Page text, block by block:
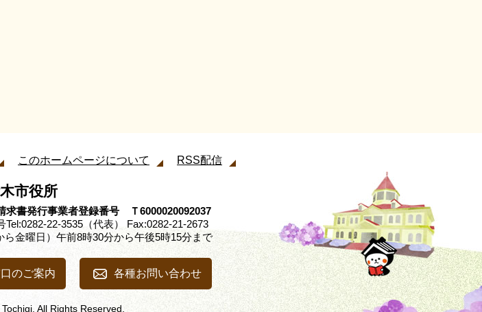
このホームページについて RSS配信
市役所
書発行事業者登録番号 Ｔ6000020092037
Tel:0282-22-3535（代表） Fax:0282-21-2673
金曜日）午前8時30分から午後5時15分まで
のご案内 各種お問い合わせ
All Rights Reserved.